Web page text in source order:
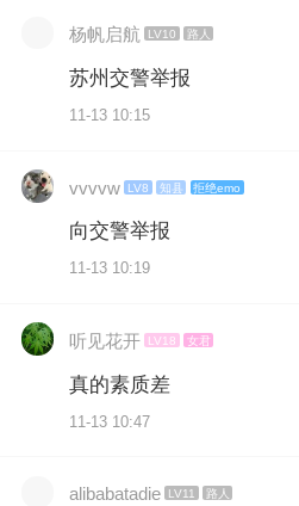
杨帆启航 LV10 路人
苏州交警举报
11-13 10:15
vvvvw LV8 知县 拒绝emo
向交警举报
11-13 10:19
听见花开 LV18 女君
真的素质差
11-13 10:47
alibabatadie LV11 路人